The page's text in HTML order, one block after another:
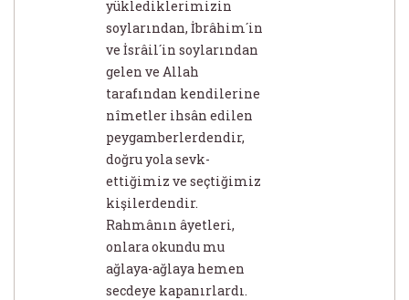
yüklediklerimizin
soylarından, İbrâhim´in
ve İsrâil´in soylarından
gelen ve Allah
tarafından kendilerine
nîmetler ihsân edilen
peygamberlerdendir,
doğru yola sevk-
ettiğimiz ve seçtiğimiz
kişilerdendir.
Rahmânın âyetleri,
onlara okundu mu
ağlaya-ağlaya hemen
secdeye kapanırlardı.